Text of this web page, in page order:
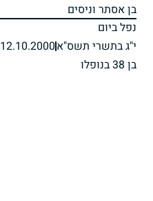
בן אסתר וניסים
נפל ביום
י"ג בתשרי תשס"א12.10.2000
בן 38 בנופלו